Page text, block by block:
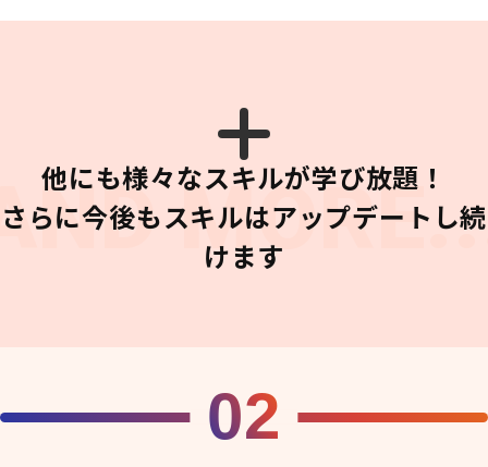
他にも様々なスキルが学び放題！
さらに今後もスキルはアップデートし続
けます
02